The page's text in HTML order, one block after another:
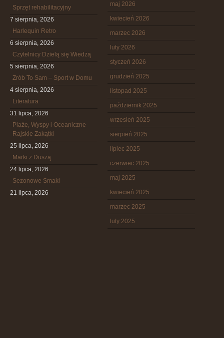
Sprzęt rehabilitacyjny
7 sierpnia, 2026
Harlequin Retro
6 sierpnia, 2026
Czytelnicy Dzielą się Wiedzą
5 sierpnia, 2026
Zrób To Sam – Sport w Domu
4 sierpnia, 2026
Literatura
31 lipca, 2026
Plaże, Wyspy i Oceaniczne
Rajskie Zakątki
25 lipca, 2026
Marki z Duszą
24 lipca, 2026
Sezonowe Smaki
21 lipca, 2026
maj 2026
kwiecień 2026
marzec 2026
luty 2026
styczeń 2026
grudzień 2025
listopad 2025
październik 2025
wrzesień 2025
sierpień 2025
lipiec 2025
czerwiec 2025
maj 2025
kwiecień 2025
marzec 2025
luty 2025